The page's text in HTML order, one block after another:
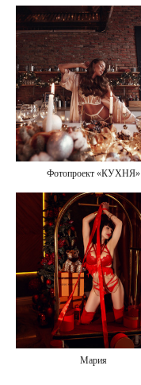
Фотопроект «КУХНЯ»
Мария